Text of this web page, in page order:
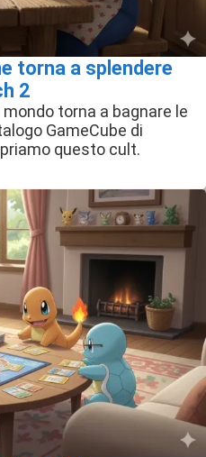
torna a splendere
2
torna a bagnare le
GameCube di
questo cult.